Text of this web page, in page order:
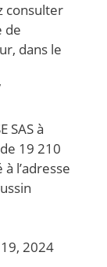
consulter
de
dans le
SAS à
19 210
l’adresse
2024